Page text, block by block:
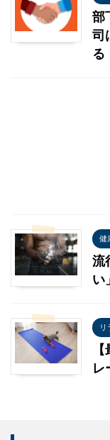
部
司
る
健
流
い
リ
レ